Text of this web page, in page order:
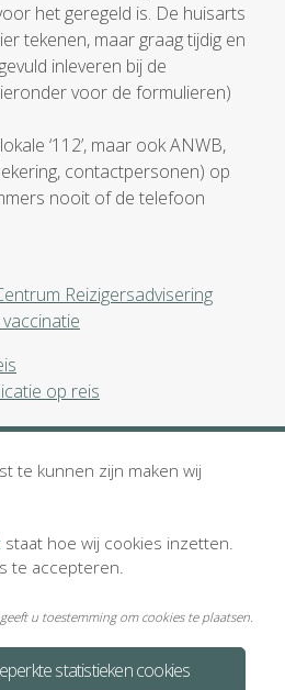
het geregeld is. De huisarts
tekenen, maar graag tijdig en
inleveren bij de
voor de formulieren)
‘112’, maar ook ANWB,
contactpersonen) op
nooit of de telefoon
Reizigersadvisering
op reis
statistieken cookies
te kunnen zijn maken wij
staat hoe wij cookies inzetten.
te accepteren.
u toestemming om cookies te plaatsen.